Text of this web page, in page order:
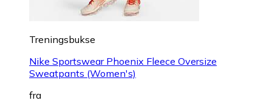
Treningsbukse
Nike Sportswear Phoenix Fleece Oversize
Sweatpants (Women's)
fra